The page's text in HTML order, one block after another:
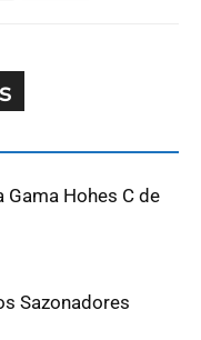
Gama Hohes C de
Sazonadores